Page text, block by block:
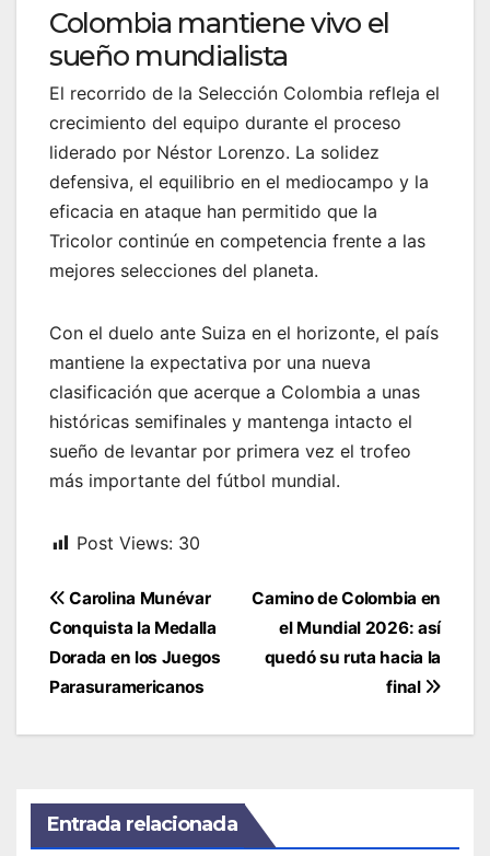
Colombia mantiene vivo el
sueño mundialista
El recorrido de la Selección Colombia refleja el
crecimiento del equipo durante el proceso
liderado por Néstor Lorenzo. La solidez
defensiva, el equilibrio en el mediocampo y la
eficacia en ataque han permitido que la
Tricolor continúe en competencia frente a las
mejores selecciones del planeta.
Con el duelo ante Suiza en el horizonte, el país
mantiene la expectativa por una nueva
clasificación que acerque a Colombia a unas
históricas semifinales y mantenga intacto el
sueño de levantar por primera vez el trofeo
más importante del fútbol mundial.
Post Views: 30
Navegación
de
entradas
Camino de Colombia en
el Mundial 2026: así
quedó su ruta hacia la
final
Carolina Munévar
Conquista la Medalla
Dorada en los Juegos
Parasuramericanos
Entrada relacionada